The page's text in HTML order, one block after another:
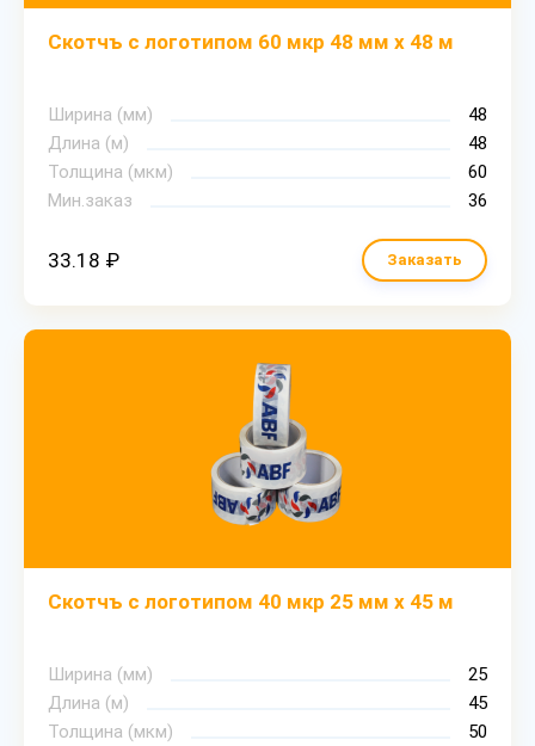
Скотчъ с логотипом 60 мкр 48 мм х 48 м
Ширина (мм)
48
Длина (м)
48
Толщина (мкм)
60
Мин.заказ
36
33.18 ₽ Заказать
Скотчъ с логотипом 40 мкр 25 мм х 45 м
Ширина (мм)
25
Длина (м)
45
Толщина (мкм)
50